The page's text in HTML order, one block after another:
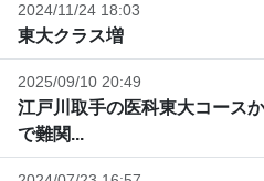
2024/11/24 18:03
東大クラス増
2025/09/10 20:49
江戸川取手の医科東大コース
で難関...